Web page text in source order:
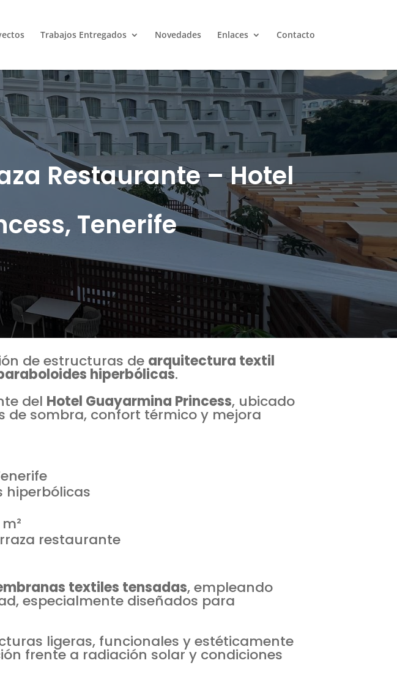
Trabajos Entregados Novedades Enlaces Contacto
Restaurante – Hotel
Tenerife
de estructuras de arquitectura textil
hiperbólicas.
del Hotel Guayarmina Princess, ubicado
de sombra, confort térmico y mejora
hiperbólicas
restaurante
textiles tensadas, empleando
especialmente diseñados para
ligeras, funcionales y estéticamente
frente a radiación solar y condiciones